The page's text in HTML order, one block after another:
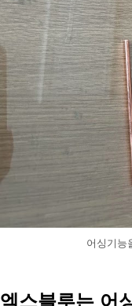
어싱기능
엑스블루는 어